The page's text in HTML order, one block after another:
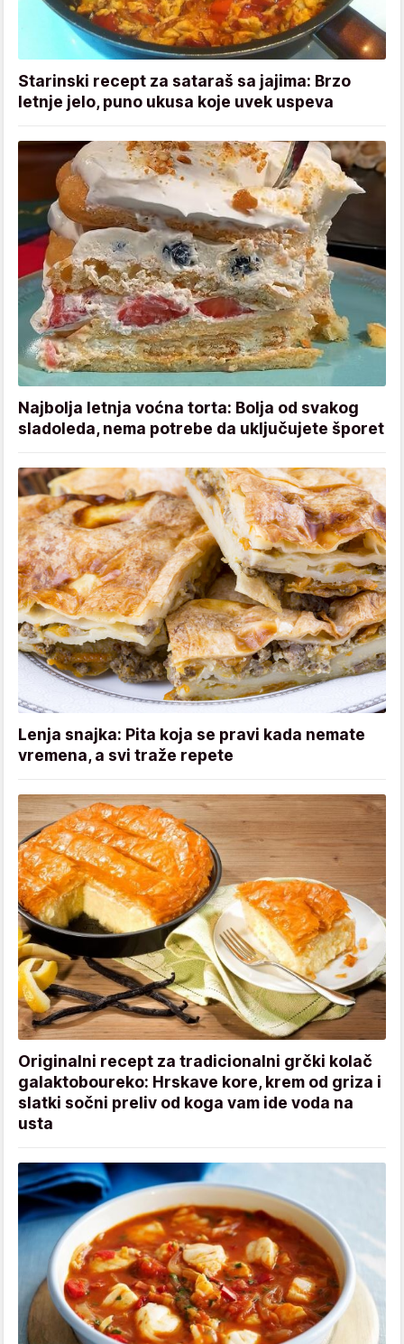
Starinski recept za sataraš sa jajima: Brzo
letnje jelo, puno ukusa koje uvek uspeva
Najbolja letnja voćna torta: Bolja od svakog
sladoleda, nema potrebe da uključujete šporet
Lenja snajka: Pita koja se pravi kada nemate
vremena, a svi traže repete
Originalni recept za tradicionalni grčki kolač
galaktoboureko: Hrskave kore, krem od griza i
slatki sočni preliv od koga vam ide voda na
usta